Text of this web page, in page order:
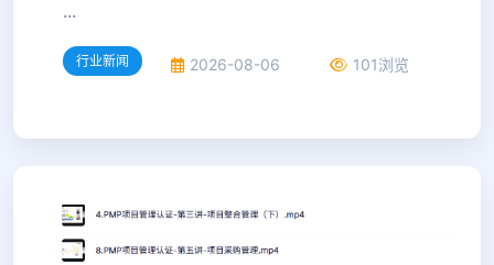
···
行业新闻 2026-08-06 101浏览